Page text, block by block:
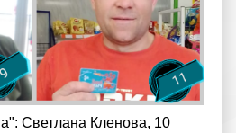
Светлана Кленова, 10